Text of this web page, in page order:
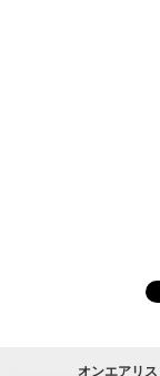
オンエアリス